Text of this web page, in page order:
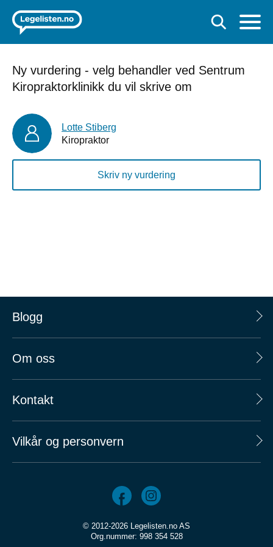
Ny vurdering - velg behandler ved Sentrum
Kiropraktorklinikk du vil skrive om
Lotte Stiberg
Kiropraktor
Skriv ny vurdering
Blogg
Om oss
Kontakt
Vilkår og personvern
© 2012-2026 Legelisten.no AS
Org.nummer: 998 354 528